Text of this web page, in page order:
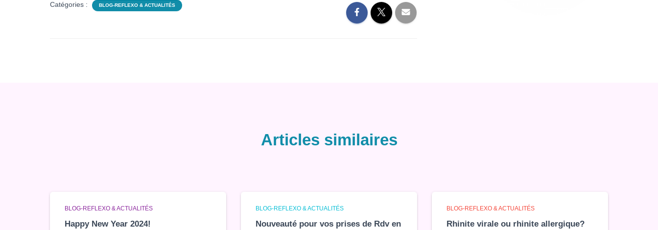
Catégories : BLOG-REFLEXO & ACTUALITÉS
Articles similaires
BLOG-REFLEXO & ACTUALITÉS
Happy New Year 2024!
BLOG-REFLEXO & ACTUALITÉS
Nouveauté pour vos prises de Rdv en
BLOG-REFLEXO & ACTUALITÉS
Rhinite virale ou rhinite allergique?